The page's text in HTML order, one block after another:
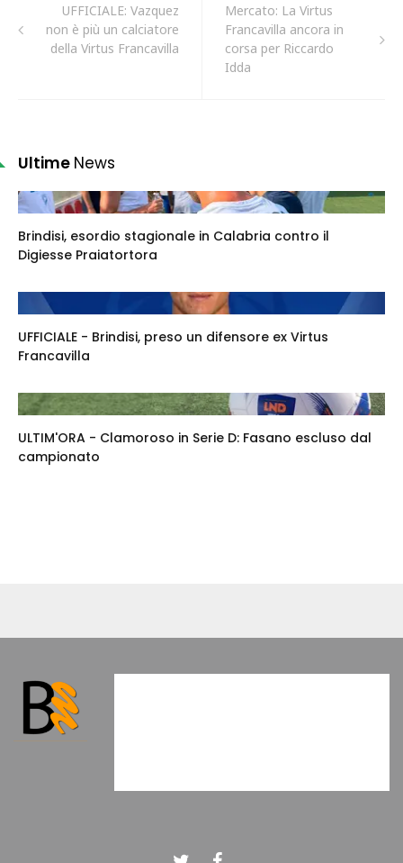
UFFICIALE: Vazquez
non è più un calciatore
della Virtus Francavilla
Mercato: La Virtus
Francavilla ancora in
corsa per Riccardo
Idda
Ultime News
Brindisi, esordio stagionale in Calabria contro il
Digiesse Praiatortora
UFFICIALE - Brindisi, preso un difensore ex Virtus
Francavilla
ULTIM'ORA - Clamoroso in Serie D: Fasano escluso dal
campionato